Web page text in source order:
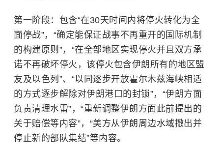
第一阶段：包含“在30天时间内将停火转化为全
面停战”，“确定能保证战事不再重开的国际机制
的构建原则”，“在全部地区实现停火并且双方承
诺不再破坏停火，该停火包含伊朗所有的地区盟
友及以色列”、“以同逐步开放霍尔木兹海峡相适
的方式逐步解除对伊朗港口的封锁”，“伊朗方面
负责清理水雷”，“重新调整伊朗方面此前提出的
关于赔偿等内容”，“美方从伊朗周边水域撤出并
停止新的部队集结”等内容。